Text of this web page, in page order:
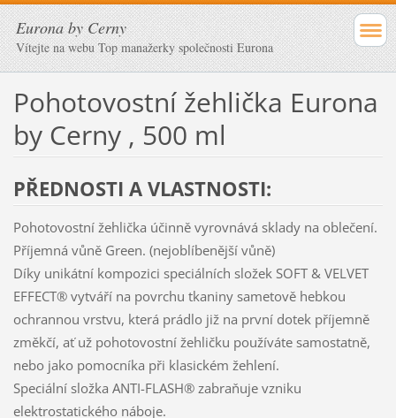
Eurona by Cerny
Vítejte na webu Top manažerky společnosti Eurona
Pohotovostní žehlička Eurona
by Cerny , 500 ml
PŘEDNOSTI A VLASTNOSTI:
Pohotovostní žehlička účinně vyrovnává sklady na oblečení.
Příjemná vůně Green. (nejoblíbenější vůně)
Díky unikátní kompozici speciálních složek SOFT & VELVET
EFFECT® vytváří na povrchu tkaniny sametově hebkou
ochrannou vrstvu, která prádlo již na první dotek příjemně
změkčí, ať už pohotovostní žehličku používáte samostatně,
nebo jako pomocníka při klasickém žehlení.
Speciální složka ANTI-FLASH® zabraňuje vzniku
elektrostatického náboje.